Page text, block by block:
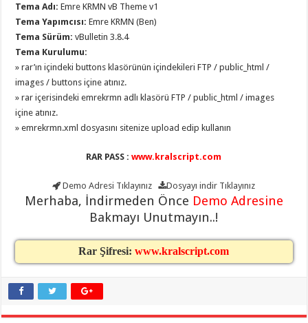
takipçi
hilesi,
instagram
takipçi
hilesi,
Tema Adı: Emre KRMN vB Theme v1
Tema Yapımcısı: Emre KRMN (Ben)
Tema Sürüm: vBulletin 3.8.4
Tema Kurulumu:
» rar’ın içindeki buttons klasörünün içindekileri FTP / public_html /
images / buttons içine atınız.
» rar içerisindeki emrekrmn adlı klasörü FTP / public_html / images
içine atınız.
» emrekrmn.xml dosyasını sitenize upload edip kullanın
RAR PASS :www.kralscript.com
Demo Adresi Tıklayınız Dosyayı indir Tıklayınız
Merhaba, İndirmeden Önce Demo Adresine
Bakmayı Unutmayın..!
Rar Şifresi:www.kralscript.com